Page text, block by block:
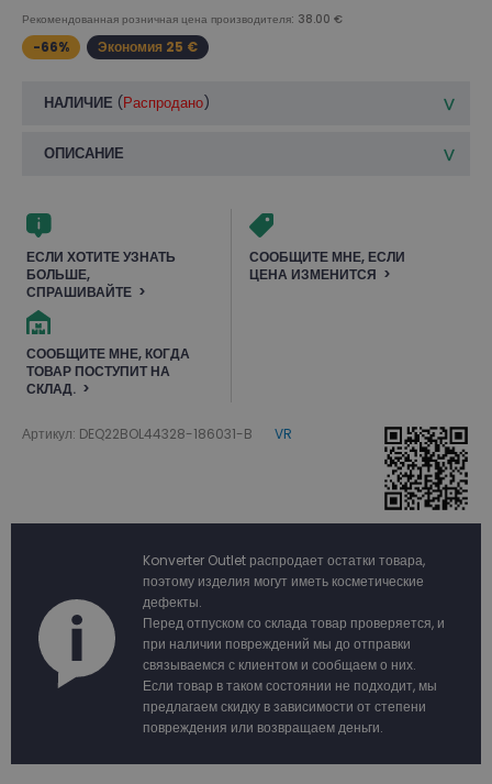
Рекомендованная розничная цена производителя: 38.00 €
-66% Экономия 25 €
НАЛИЧИЕ (Распродано)
ОПИСАНИЕ
ЕСЛИ ХОТИТЕ УЗНАТЬ
БОЛЬШЕ,
СПРАШИВАЙТЕ
СООБЩИТЕ МНЕ, ЕСЛИ
ЦЕНА ИЗМЕНИТСЯ
СООБЩИТЕ МНЕ, КОГДА
ТОВАР ПОСТУПИТ НА
СКЛАД.
Артикул: DEQ22BOL44328-186031-B VR
Konverter Outlet распродает остатки товара,
поэтому изделия могут иметь косметические
дефекты.
Перед отпуском со склада товар проверяется, и
при наличии повреждений мы до отправки
связываемся с клиентом и сообщаем о них.
Если товар в таком состоянии не подходит, мы
предлагаем скидку в зависимости от степени
повреждения или возвращаем деньги.